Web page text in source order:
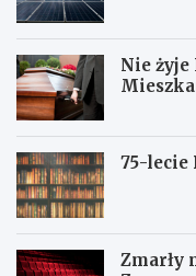
Nie żyje
75-
Zmarły